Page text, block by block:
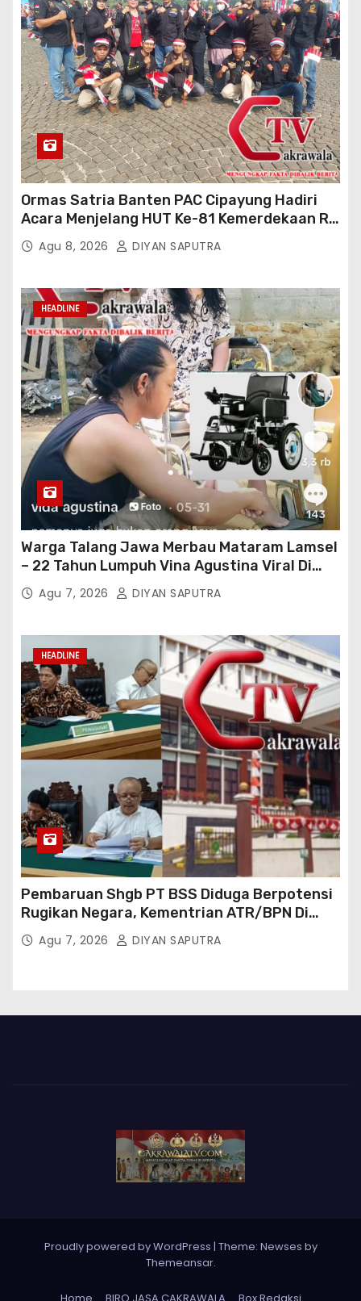
Ormas Satria Banten PAC Cipayung Hadiri
Acara Menjelang HUT Ke-81 Kemerdekaan RI
Di Silang Monas
Agu 8, 2026 DIYAN SAPUTRA
HEADLINE
Warga Talang Jawa Merbau Mataram Lamsel
– 22 Tahun Lumpuh Vina Agustina Viral Di
Tiktok Inginkan Kursi Roda Listrik, Kepala
Perwakilan Provinsi Lampung Media
Bertindak
Agu 7, 2026 DIYAN SAPUTRA
HEADLINE
Pembaruan Shgb PT BSS Diduga Berpotensi
Rugikan Negara, Kementrian ATR/BPN Di
Gugat Di PTUN Jakarta
Agu 7, 2026 DIYAN SAPUTRA
Proudly powered by WordPress | Theme: Newses by
Themeansar.